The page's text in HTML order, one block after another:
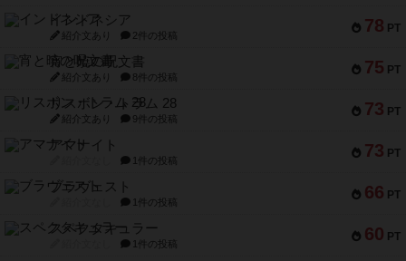
78 PT
インドネシア
紹介文あり 2件の投稿
75 PT
宵と暁の呪文書
紹介文あり 8件の投稿
73 PT
リスボン・トラム 28
紹介文あり 9件の投稿
73 PT
アマナイト
1件の投稿
66 PT
ブラヴェスト
1件の投稿
60 PT
スペクタキュラー
1件の投稿